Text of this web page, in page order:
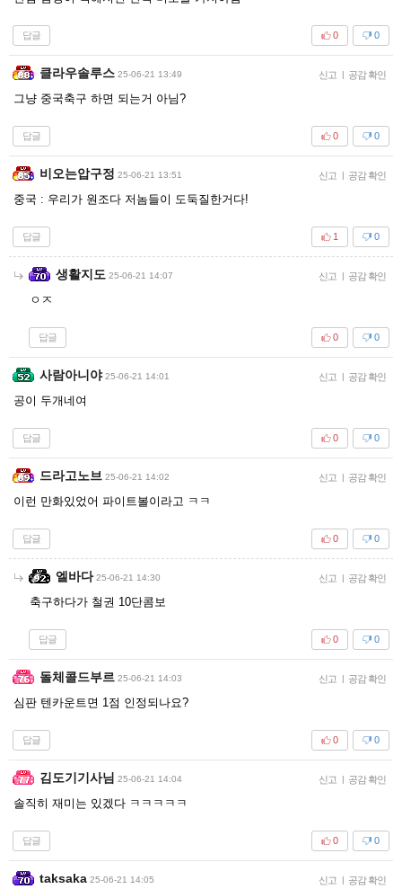
답글 0
0
클라우솔루스 25-06-21 13:49 신고 | 공감 확인
그냥 중국축구 하면 되는거 아님?
답글 0
0
비오는압구정 25-06-21 13:51 신고 | 공감 확인
중국 : 우리가 원조다 저놈들이 도둑질한거다!
답글 0
1
생활지도 25-06-21 14:07 신고 | 공감 확인
ㅇㅈ
답글 0
0
사람아니야 25-06-21 14:01 신고 | 공감 확인
공이 두개네여
답글 0
0
드라고노브 25-06-21 14:02 신고 | 공감 확인
이런 만화있었어 파이트볼이라고 ㅋㅋ
답글 0
0
엘바다 25-06-21 14:30 신고 | 공감 확인
축구하다가 철권 10단콤보
답글 0
0
돌체콜드부르 25-06-21 14:03 신고 | 공감 확인
심판 텐카운트면 1점 인정되나요?
답글 0
0
김도기기사님 25-06-21 14:04 신고 | 공감 확인
솔직히 재미는 있겠다 ㅋㅋㅋㅋㅋ
답글 0
0
taksaka 25-06-21 14:05 신고 | 공감 확인